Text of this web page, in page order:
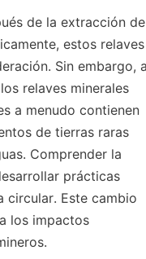
de la extracción de
estos relaves
Sin embargo, a
relaves minerales
a menudo contienen
de tierras raras
Comprender la
prácticas
circular. Este cambio
los impactos